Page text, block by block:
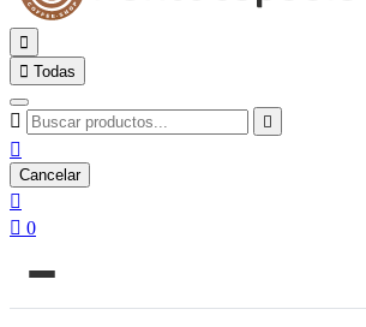

 Todas
 

Cancelar

 0